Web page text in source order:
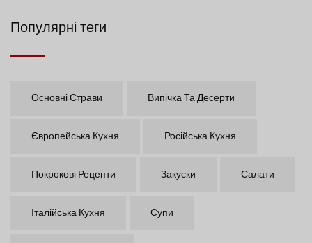
Популярні теги
Основні Страви Випічка Та Десерти
Європейська Кухня Російська Кухня
Покрокові Рецепти Закуски Салати
Італійська Кухня Супи